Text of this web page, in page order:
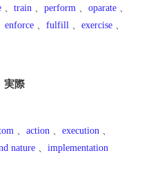
、 train 、 perform 、 oparate 、
enforce 、 fulfill 、 exercise 、
実際
、 action 、 execution 、
nature 、 implementation